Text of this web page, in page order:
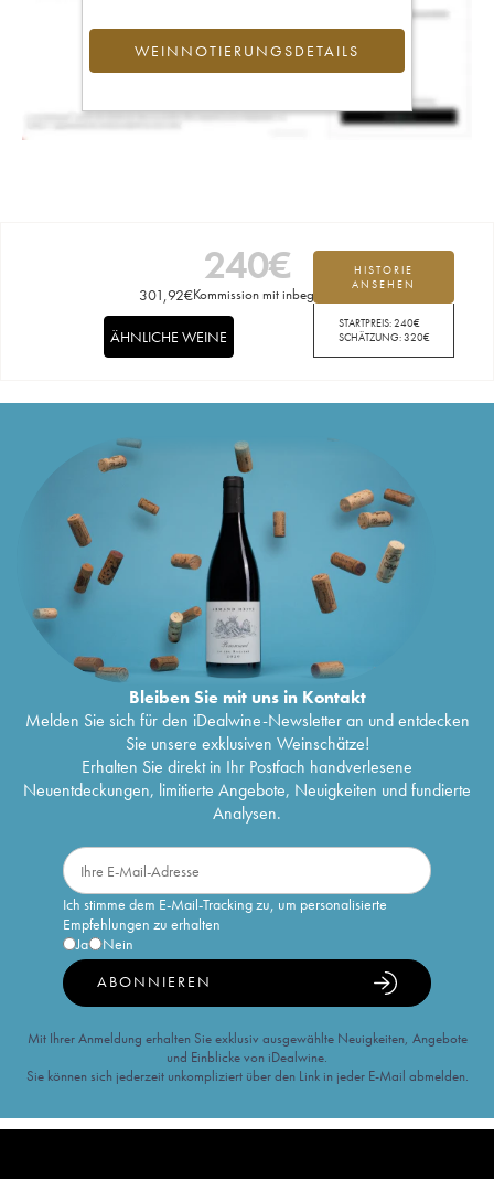
WEINNOTIERUNGSDETAILS
240€
301,92€Kommission mit inbegriffen
HISTORIE
ANSEHEN
STARTPREIS:240€
SCHÄTZUNG:320€
ÄHNLICHE WEINE
Bleiben Sie mit uns in Kontakt
Melden Sie sich für den iDealwine-Newsletter an und entdecken
Sie unsere exklusiven Weinschätze!
Erhalten Sie direkt in Ihr Postfach handverlesene
Neuentdeckungen, limitierte Angebote, Neuigkeiten und fundierte
Analysen.
Ich stimme dem E-Mail-Tracking zu, um personalisierte
Empfehlungen zu erhalten
Ja
Nein
ABONNIEREN
Mit Ihrer Anmeldung erhalten Sie exklusiv ausgewählte Neuigkeiten, Angebote
und Einblicke von iDealwine.
Sie können sich jederzeit unkompliziert über den Link in jeder E-Mail abmelden.